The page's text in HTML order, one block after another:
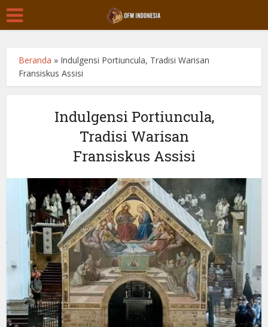
Beranda » Indulgensi Portiuncula, Tradisi Warisan
Fransiskus Assisi
Indulgensi Portiuncula,
Tradisi Warisan
Fransiskus Assisi